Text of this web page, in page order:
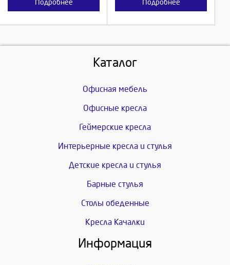
Подробнее Подробнее
Каталог
Офисная мебель
Офисные кресла
Геймерские кресла
Интерьерные кресла и стулья
Детские кресла и стулья
Барные стулья
Столы обеденные
Кресла Качалки
Информация